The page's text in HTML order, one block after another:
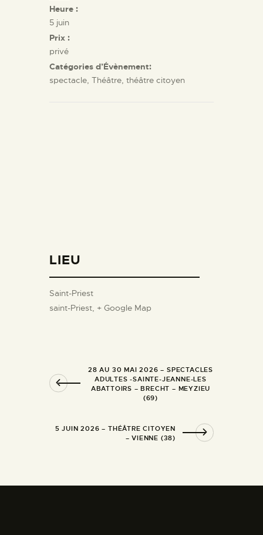
Heure :
5 juin
Prix :
privé
Catégories d’Évènement:
spectacle, Théâtre, théâtre citoyen
LIEU
Saint-Priest
saint-Priest, + Google Map
28 AU 30 MAI 2026 – SPECTACLES
ADULTES -SAINTE-JEANNE-LES
ABATTOIRS – BRECHT – MEYZIEU
(69)
5 JUIN 2026 – THÉÂTRE CITOYEN
– VIENNE (38)